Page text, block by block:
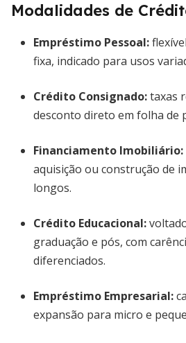
Modalidades de
Empréstimo Pessoal:
fixa, indicado para usos
Crédito Consignado:taxas
desconto direto em folha de
Financiamento Imobiliário:
aquisição ou construção de
longos.
Crédito Educacional:
graduação e pós, com
diferenciados.
Empréstimo Empresarial:
expansão para micro e